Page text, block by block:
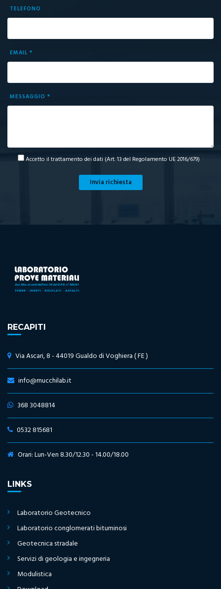
TELEFONO
EMAIL *
MESSAGGIO *
Accetto il trattamento dei dati (Art. 13 del Regolamento UE 2016/679) *
Invia richiesta
RECAPITI
Via Ascari, 8 - 44019 Gualdo di Voghiera ( FE )
info@mucchilab.it
368 3048814
0532 815681
Orari: Lun-Ven 8.30/12.30 - 14.00/18.00
LINKS
Laboratorio Geotecnico
Laboratorio conglomerati bituminosi
Geotecnica stradale
Servizi di geologia e ingegneria
Modulistica